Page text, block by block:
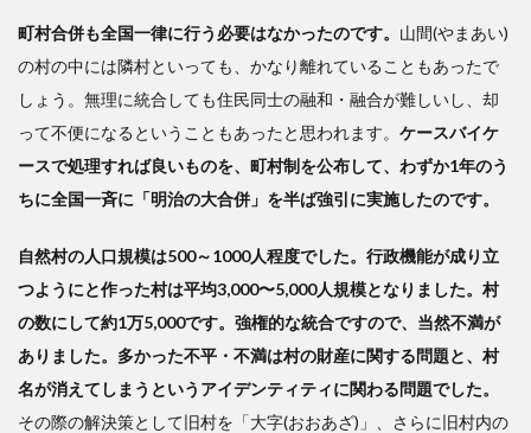
国と
失っ
国・
日本
町村合併も全国一律に行う必要はなかったのです。 山間(やまあい)
の村の中には隣村といっても、かなり離れていることもあったで
しょう。無理に統合しても住民同士の融和・融合が難しいし、却
って不便になるということもあったと思われます。 ケースバイケ
ースで処理すれば良いものを、町村制を公布して、わずか1年のう
ちに全国一斉に「明治の大合併」を半ば強引に実施したのです。
自然村の人口規模は500～1000人程度でした。行政機能が成り立
つようにと作った村は平均3,000〜5,000人規模となりました。村
の数にして約1万5,000です。強権的な統合ですので、当然不満が
ありました。多かった不平・不満は村の財産に関する問題と、村
名が消えてしまうというアイデンティティに関わる問題でした。
その際の解決策として旧村を「大字(おおあざ)」、さらに旧村内の